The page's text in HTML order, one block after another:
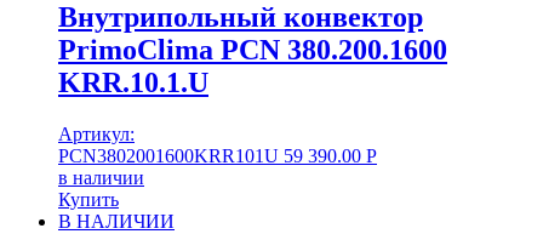
Внутрипольный конвектор
PrimoClima PCN 380.200.1600
KRR.10.1.U
Артикул:
PCN3802001600KRR101U 59 390.00 Р
в наличии
Купить
В НАЛИЧИИ